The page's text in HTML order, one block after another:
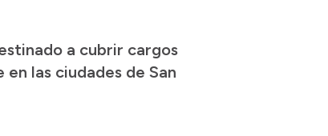
a cubrir cargos
las ciudades de San